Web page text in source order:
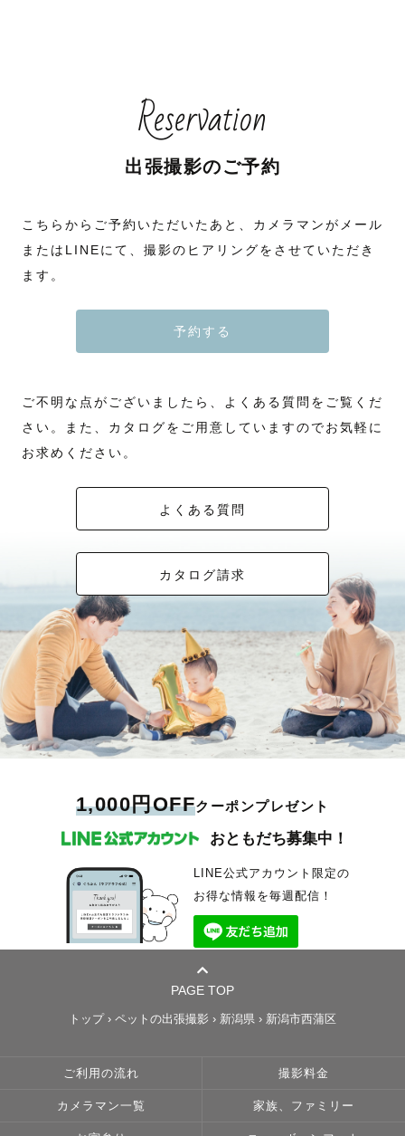
Reservation
出張撮影のご予約
こちらからご予約いただいたあと、カメラマンがメール
またはLINEにて、撮影のヒアリングをさせていただき
ます。
予約する
ご不明な点がございましたら、よくある質問をご覧くだ
さい。また、カタログをご用意していますのでお気軽に
お求めください。
よくある質問
カタログ請求
1,000円OFFクーポンプレゼント
おともだち募集中！
LINE公式アカウント限定の
お得な情報を毎週配信！
PAGE TOP
トップ › ペットの出張撮影 › 新潟県 › 新潟市西蒲区
ご利用の流れ 撮影料金
カメラマン一覧 家族、ファミリー